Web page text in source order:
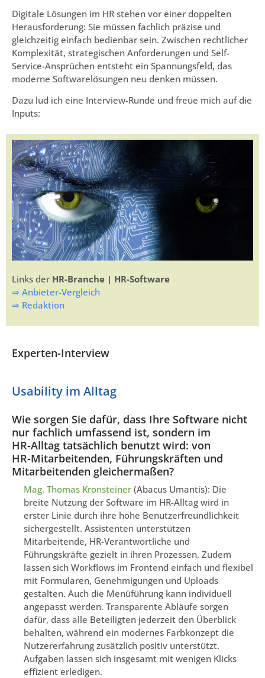
Digitale Lösungen im HR stehen vor einer doppelten
Herausforderung: Sie müssen fachlich präzise und
gleichzeitig einfach bedienbar sein. Zwischen rechtlicher
Komplexität, strategischen Anforderungen und Self-
Service-Ansprüchen entsteht ein Spannungsfeld, das
moderne Softwarelösungen neu denken müssen.
Dazu lud ich eine Interview-Runde und freue mich auf die
Inputs:
Links der HR-Branche | HR-Software
⇒ Anbieter-Vergleich
⇒ Redaktion
Experten-Interview
Usability im Alltag
Wie sorgen Sie dafür, dass Ihre Software nicht
nur fachlich umfassend ist, sondern im
HR‑Alltag tatsächlich benutzt wird: von
HR‑Mitarbeitenden, Führungskräften und
Mitarbeitenden gleichermaßen?
Mag. Thomas Kronsteiner (Abacus Umantis): Die
breite Nutzung der Software im HR-Alltag wird in
erster Linie durch ihre hohe Benutzerfreundlichkeit
sichergestellt. Assistenten unterstützen
Mitarbeitende, HR-Verantwortliche und
Führungskräfte gezielt in ihren Prozessen. Zudem
lassen sich Workflows im Frontend einfach und flexibel
mit Formularen, Genehmigungen und Uploads
gestalten. Auch die Menüführung kann individuell
angepasst werden. Transparente Abläufe sorgen
dafür, dass alle Beteiligten jederzeit den Überblick
behalten, während ein modernes Farbkonzept die
Nutzererfahrung zusätzlich positiv unterstützt.
Aufgaben lassen sich insgesamt mit wenigen Klicks
effizient erledigen.